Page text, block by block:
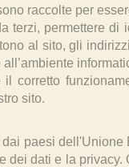
raccolte per
terzi, permettere di
al sito, gli
corretto
sito.
paesi dell'Unione
dei dati e la privacy.